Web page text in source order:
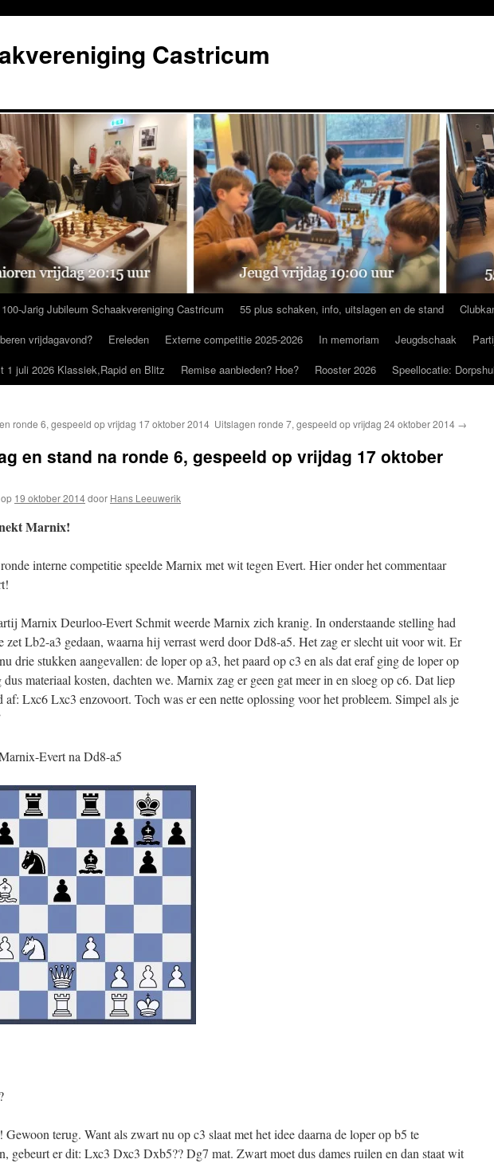
Castricum
100-Jarig Jubileum Schaakvereniging Castricum 55 plus schaken, info, uitslagen en de stand
vrijdagavond?
Ereleden Externe competitie 2025-2026 In memoriam Jeugdschaak
1 juli 2026 Klassiek,Rapid en Blitz
Remise aanbieden? Hoe? Rooster 2026 Speellocatie:
ronde 6, gespeeld op vrijdag 17 oktober 2014 Uitslagen ronde 7, gespeeld op vrijdag 24 oktober 2014 →
en stand na ronde 6, gespeeld op vrijdag 17 oktober
19 oktober 2014door Hans Leeuwerik
Marnix!
interne competitie speelde Marnix met wit tegen Evert. Hier onder het commentaar
Marnix Deurloo-Evert Schmit weerde Marnix zich kranig. In onderstaande stelling had
zet Lb2-a3 gedaan, waarna hij verrast werd door Dd8-a5. Het zag er slecht uit voor wit. Er
drie stukken aangevallen: de loper op a3, het paard op c3 en als dat eraf ging de loper op
materiaal kosten, dachten we. Marnix zag er geen gat meer in en sloeg op c6. Dat liep
af: Lxc6 Lxc3 enzovoort. Toch was er een nette oplossing voor het probleem. Simpel als je
Evert na Dd8-a5
Gewoon terug. Want als zwart nu op c3 slaat met het idee daarna de loper op b5 te
gebeurt er dit: Lxc3 Dxc3 Dxb5?? Dg7 mat. Zwart moet dus dames ruilen en dan staat wit